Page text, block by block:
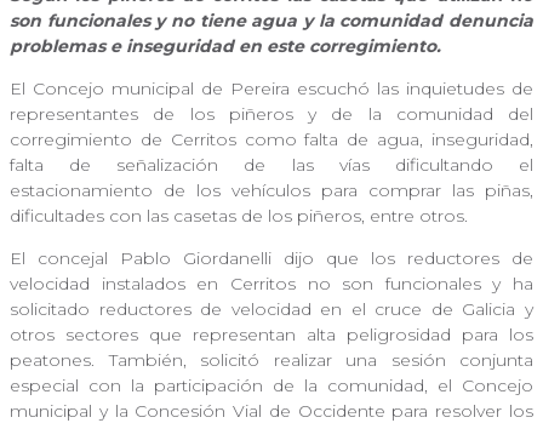
son funcionales y no tiene agua y la comunidad denuncia
problemas e inseguridad en este corregimiento.
El Concejo municipal de Pereira escuchó las inquietudes de
representantes de los piñeros y de la comunidad del
corregimiento de Cerritos como falta de agua, inseguridad,
falta de señalización de las vías dificultando el
estacionamiento de los vehículos para comprar las piñas,
dificultades con las casetas de los piñeros, entre otros.
El concejal Pablo Giordanelli dijo que los reductores de
velocidad instalados en Cerritos no son funcionales y ha
solicitado reductores de velocidad en el cruce de Galicia y
otros sectores que representan alta peligrosidad para los
peatones. También, solicitó realizar una sesión conjunta
especial con la participación de la comunidad, el Concejo
municipal y la Concesión Vial de Occidente para resolver los